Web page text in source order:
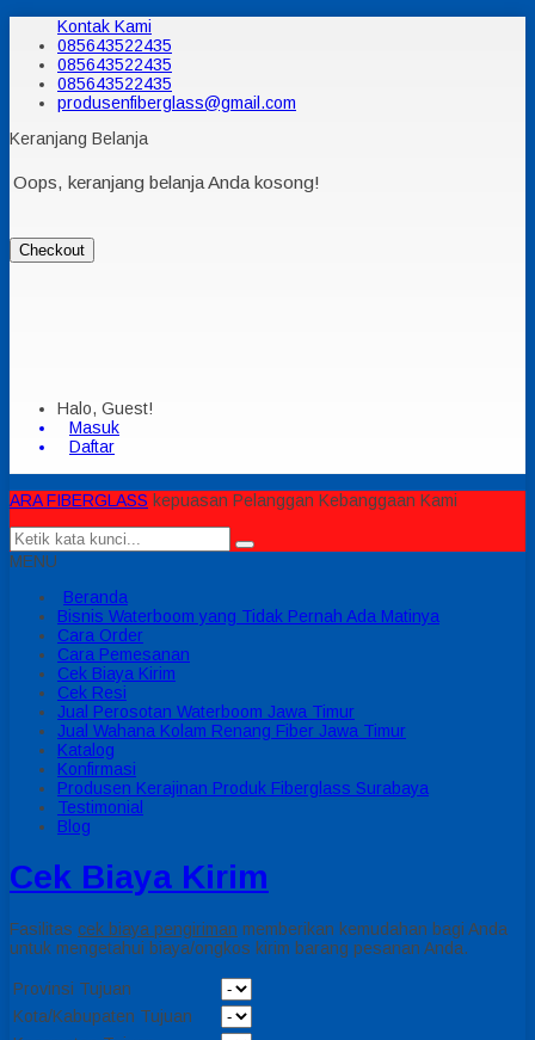
Kontak Kami
085643522435
085643522435
085643522435
produsenfiberglass@gmail.com
Keranjang Belanja
Oops, keranjang belanja Anda kosong!
Checkout
Halo, Guest!
Masuk
Daftar
ARA FIBERGLASS kepuasan Pelanggan Kebanggaan Kami
MENU
Beranda
Bisnis Waterboom yang Tidak Pernah Ada Matinya
Cara Order
Cara Pemesanan
Cek Biaya Kirim
Cek Resi
Jual Perosotan Waterboom Jawa Timur
Jual Wahana Kolam Renang Fiber Jawa Timur
Katalog
Konfirmasi
Produsen Kerajinan Produk Fiberglass Surabaya
Testimonial
Blog
Cek Biaya Kirim
Fasilitas cek biaya pengiriman memberikan kemudahan bagi Anda
untuk mengetahui biaya/ongkos kirim barang pesanan Anda.
Provinsi Tujuan
Kota/Kabupaten Tujuan